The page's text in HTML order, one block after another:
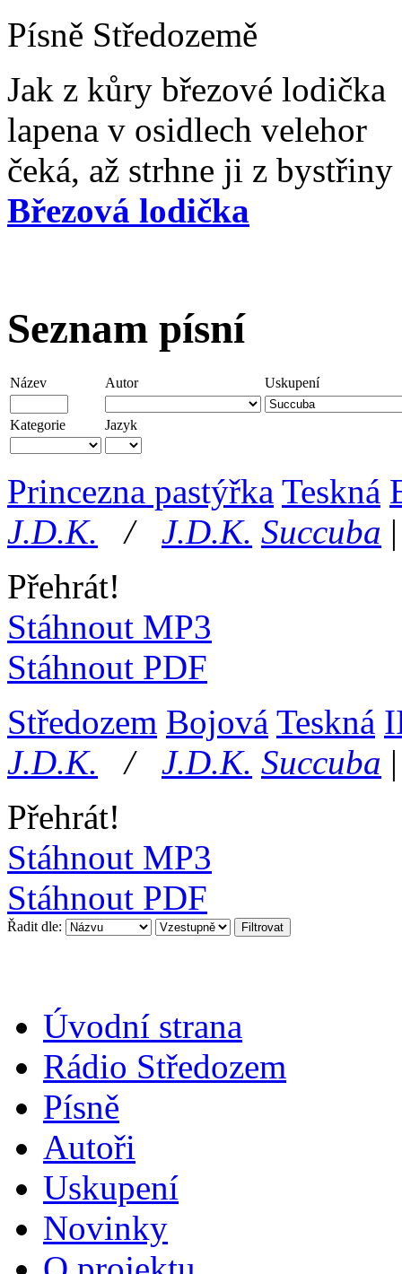
Písně Středozemě
Jak z kůry březové lodička
lapena v osidlech velehor
čeká, až strhne ji z
Březová lodička
Seznam písní
Název Autor Uskupení
Kategorie Jazyk
Princezna pastýřka Teskná
J.D.K. / J.D.K. Succuba |
Přehrát!
Stáhnout MP3
Stáhnout PDF
Středozem Bojová Teskná
J.D.K. / J.D.K. Succuba |
Přehrát!
Stáhnout MP3
Stáhnout PDF
Řadit dle:
Úvodní strana
Rádio Středozem
Písně
Autoři
Uskupení
Novinky